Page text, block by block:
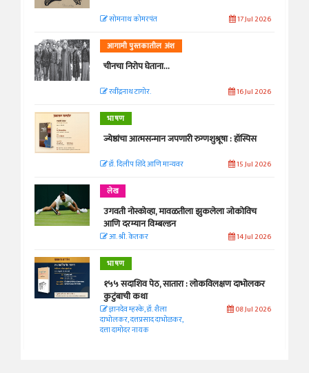
सोमनाथ कोमरपंत 17 Jul 2026
आगामी पुस्तकातील अंश
चीनचा निरोप घेताना...
रवींद्रनाथ टागोर. 16 Jul 2026
भाषण
ज्येष्ठांचा आत्मसन्मान जपणारी रुग्णशुश्रूषा : हॉस्पिस
डॉ. दिलीप शिंदे आणि मान्यवर 15 Jul 2026
लेख
उगवती नोस्कोव्हा, मावळतीला झुकलेला जोकोविच
आणि दरम्यान विम्बल्डन
आ. श्री. केतकर 14 Jul 2026
भाषण
१५५ सदाशिव पेठ, सातारा : लोकविलक्षण दाभोलकर
कुटुंबाची कथा
ज्ञानदेव म्हस्के, डॉ. शैला
दाभोलकर, दत्तप्रसाद दाभोळकर,
दत्ता दामोदर नायक
08 Jul 2026